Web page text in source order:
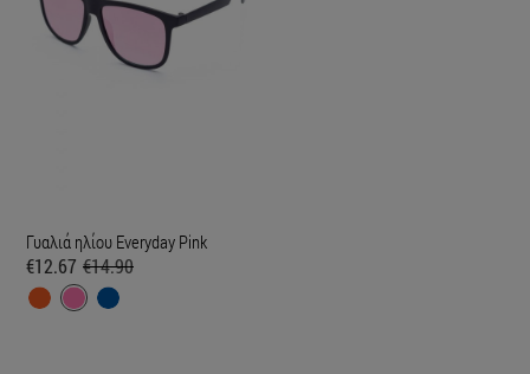
Γυαλιά ηλίου Everyday Pink
€12.67 €14.90